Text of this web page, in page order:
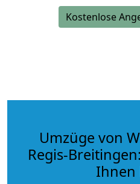
Kostenlose
Umzüge von
Regis-
Ihnen